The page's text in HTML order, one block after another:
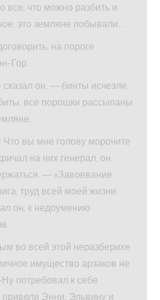
все, что можно разбить и
это земляне побывали…
на пороге
Гор.
он, — бинты исчезли,
все порошки рассыпаны
вы мне голову морочите
на них генерал, он
— «Завоевание
труд всей моей жизни
он, к недоумению
во всей этой неразберихе
имущество арзаков не
потребовал к себе
Энни, Эльвину и